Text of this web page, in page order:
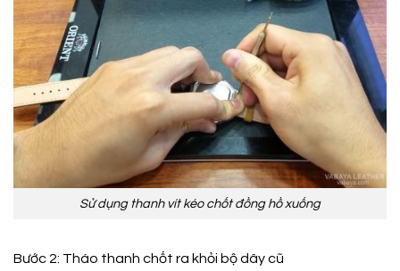
Sử dụng thanh vít kéo chốt đồng hồ xuống
Bước 2: Tháo thanh chốt ra khỏi bộ dây cũ